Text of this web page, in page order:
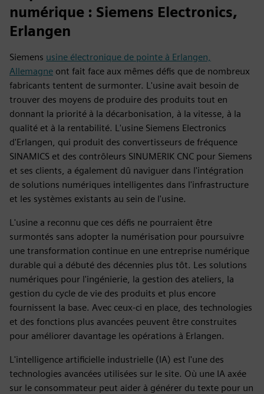
numérique : Siemens Electronics,
Erlangen
Siemens usine électronique de pointe à Erlangen,
Allemagne ont fait face aux mêmes défis que de nombreux
fabricants tentent de surmonter. L'usine avait besoin de
trouver des moyens de produire des produits tout en
donnant la priorité à la décarbonisation, à la vitesse, à la
qualité et à la rentabilité. L'usine Siemens Electronics
d'Erlangen, qui produit des convertisseurs de fréquence
SINAMICS et des contrôleurs SINUMERIK CNC pour Siemens
et ses clients, a également dû naviguer dans l'intégration
de solutions numériques intelligentes dans l'infrastructure
et les systèmes existants au sein de l'usine.
L'usine a reconnu que ces défis ne pourraient être
surmontés sans adopter la numérisation pour poursuivre
une transformation continue en une entreprise numérique
durable qui a débuté des décennies plus tôt. Les solutions
numériques pour l'ingénierie, la gestion des ateliers, la
gestion du cycle de vie des produits et plus encore
fournissent la base. Avec ceux-ci en place, des technologies
et des fonctions plus avancées peuvent être construites
pour améliorer davantage les opérations à Erlangen.
L'intelligence artificielle industrielle (IA) est l'une des
technologies avancées utilisées sur le site. Où une IA axée
sur le consommateur peut aider à générer du texte pour un